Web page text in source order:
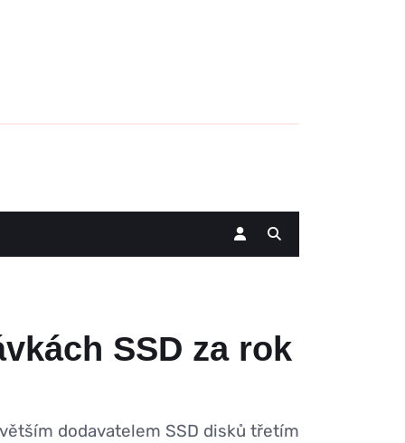
SSD za rok
dodavatelem SSD disků třetím